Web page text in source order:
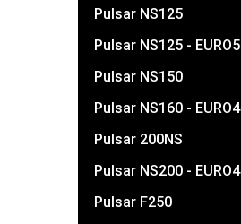
Pulsar NS125
Pulsar NS125 - EURO5
Pulsar NS150
Pulsar NS160 - EURO4
Pulsar 200NS
Pulsar NS200 - EURO4
Pulsar F250